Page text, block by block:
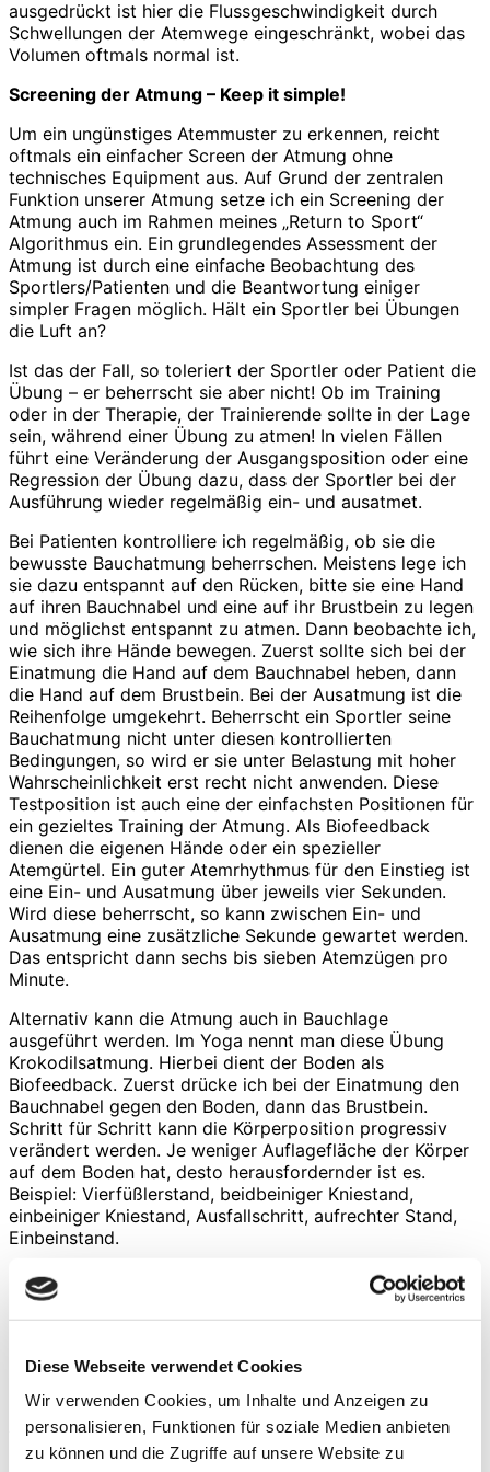
Diese Webseite verwendet Cookies
Wir verwenden Cookies, um Inhalte und Anzeigen zu
personalisieren, Funktionen für soziale Medien anbieten
zu können und die Zugriffe auf unsere Website zu
ausgedrückt ist hier die Flussgeschwindigkeit durch
Schwellungen der Atemwege eingeschränkt, wobei das
Volumen oftmals normal ist.
Screening der Atmung – Keep it simple!
Um ein ungünstiges Atemmuster zu erkennen, reicht
oftmals ein einfacher Screen der Atmung ohne
technisches Equipment aus. Auf Grund der zentralen
Funktion unserer Atmung setze ich ein Screening der
Atmung auch im Rahmen meines „Return to Sport“
Algorithmus ein. Ein grundlegendes Assessment der
Atmung ist durch eine einfache Beobachtung des
Sportlers/Patienten und die Beantwortung einiger
simpler Fragen möglich. Hält ein Sportler bei Übungen
die Luft an?
Ist das der Fall, so toleriert der Sportler oder Patient die
Übung – er beherrscht sie aber nicht! Ob im Training
oder in der Therapie, der Trainierende sollte in der Lage
sein, während einer Übung zu atmen! In vielen Fällen
führt eine Veränderung der Ausgangsposition oder eine
Regression der Übung dazu, dass der Sportler bei der
Ausführung wieder regelmäßig ein- und ausatmet.
Bei Patienten kontrolliere ich regelmäßig, ob sie die
bewusste Bauchatmung beherrschen. Meistens lege ich
sie dazu entspannt auf den Rücken, bitte sie eine Hand
auf ihren Bauchnabel und eine auf ihr Brustbein zu legen
und möglichst entspannt zu atmen. Dann beobachte ich,
wie sich ihre Hände bewegen. Zuerst sollte sich bei der
Einatmung die Hand auf dem Bauchnabel heben, dann
die Hand auf dem Brustbein. Bei der Ausatmung ist die
Reihenfolge umgekehrt. Beherrscht ein Sportler seine
Bauchatmung nicht unter diesen kontrollierten
Bedingungen, so wird er sie unter Belastung mit hoher
Wahrscheinlichkeit erst recht nicht anwenden. Diese
Testposition ist auch eine der einfachsten Positionen für
ein gezieltes Training der Atmung. Als Biofeedback
dienen die eigenen Hände oder ein spezieller
Atemgürtel. Ein guter Atemrhythmus für den Einstieg ist
eine Ein- und Ausatmung über jeweils vier Sekunden.
Wird diese beherrscht, so kann zwischen Ein- und
Ausatmung eine zusätzliche Sekunde gewartet werden.
Das entspricht dann sechs bis sieben Atemzügen pro
Minute.
Alternativ kann die Atmung auch in Bauchlage
ausgeführt werden. Im Yoga nennt man diese Übung
Krokodilsatmung. Hierbei dient der Boden als
Biofeedback. Zuerst drücke ich bei der Einatmung den
Bauchnabel gegen den Boden, dann das Brustbein.
Schritt für Schritt kann die Körperposition progressiv
verändert werden. Je weniger Auflagefläche der Körper
auf dem Boden hat, desto herausfordernder ist es.
Beispiel: Vierfüßlerstand, beidbeiniger Kniestand,
einbeiniger Kniestand, Ausfallschritt, aufrechter Stand,
Einbeinstand.
Atmung in Bauchlage (Crocodile Breath)
Foto: Dr. Markus Klingenberg, Return to Sport,
JulianHukePhotography
Die funktionellen Zusammenhänge von Mobilität und
Atmung spüren die Sportler auch bei komplexen
Übungen wie dem Bretzel. Eine Verkürzung der vorderen